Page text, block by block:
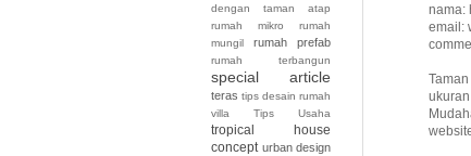
nama:
email:
dengan taman atap
rumah mikro
rumah
mungil
rumah prefab
rumah terbangun
special article
teras tips desain rumah
villa
Tips Usaha
tropical house
concept urban design